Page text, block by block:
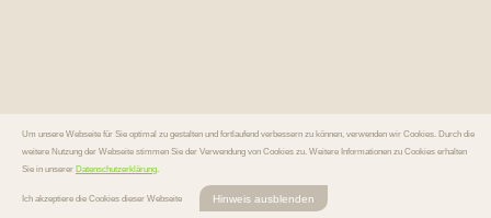
Um unsere Webseite für Sie optimal zu gestalten und fortlaufend verbessern zu können, verwenden wir Cookies. Durch die
weitere Nutzung der Webseite stimmen Sie der Verwendung von Cookies zu. Weitere Informationen zu Cookies erhalten
Sie in unserer Datenschutzerklärung.
Ich akzeptiere die Cookies dieser Webseite Hinweis ausblenden